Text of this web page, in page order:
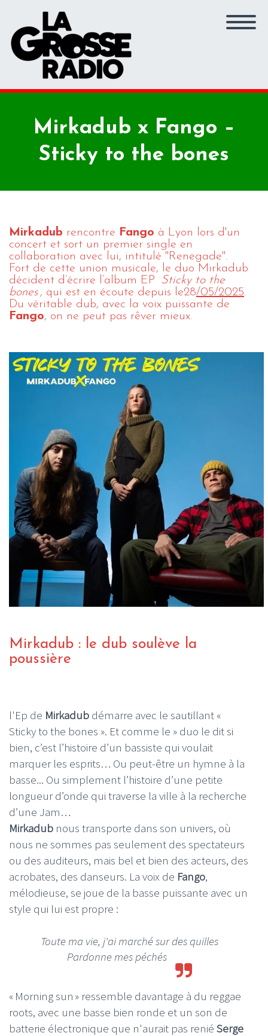
Mirkadub x Fango –
Sticky to the bones
Mirkadub rencontre Fango à Lyon lors d'un
concert et sort un premier single en
collaboration avec lui, intitulé "Renegade".
Fort de cette union musicale, le duo Mirkadub
décident d’écrire l’album EP Sticky to the
bones , qui est en écoute depuis le28/05/2025.
Du véritable dub, avec la voix puissante de
Fango, on ne peut pas rêver mieux.
Mirkadub : le dub soulève la
poussière
l'Ep de Mirkadub démarre avec le sautillant «
Sticky to the bones ». Et comme le » duo le dit si
bien, c’est l’histoire d’un bassiste qui voulait
marquer les esprits… Ou peut-être un hymne à la
basse... Ou simplement l’histoire d’une petite
longueur d’onde qui traverse la ville à la recherche
d’une Jam…
Mirkadub nous transporte dans son univers, où
nous ne sommes pas seulement des spectateurs
ou des auditeurs, mais bel et bien des acteurs, des
acrobates, des danseurs. La voix de Fango,
mélodieuse, se joue de la basse puissante avec un
style qui lui est propre :
Toute ma vie, j'ai marché sur des quilles
Pardonne mes péchés
« Morning sun » ressemble davantage à du reggae
roots, avec une basse bien ronde et un son de
batterie électronique que n'aurait pas renié Serge